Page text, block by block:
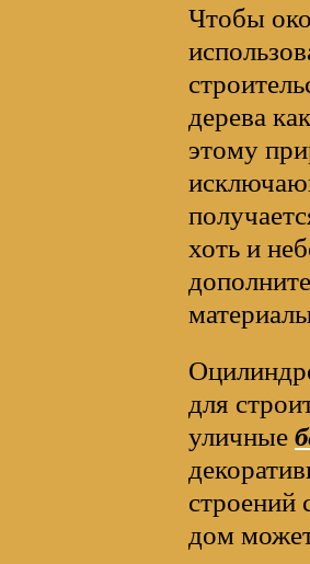
Чтобы
дерева
этому
хоть и
для
уличные
строений
дом